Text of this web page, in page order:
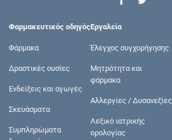
Φαρμακευτικός οδηγός
Φάρμακα
Δραστικές ουσίες
Ενδείξεις και αγωγές
Σκευάσματα
Συμπληρώματα
Εργαλεία
Έλεγχος συγχορήγησης
Μητρότητα και
φάρμακα
Αλλεργίες / Δυσανεξίες
Λεξικό ιατρικής
ορολογίας